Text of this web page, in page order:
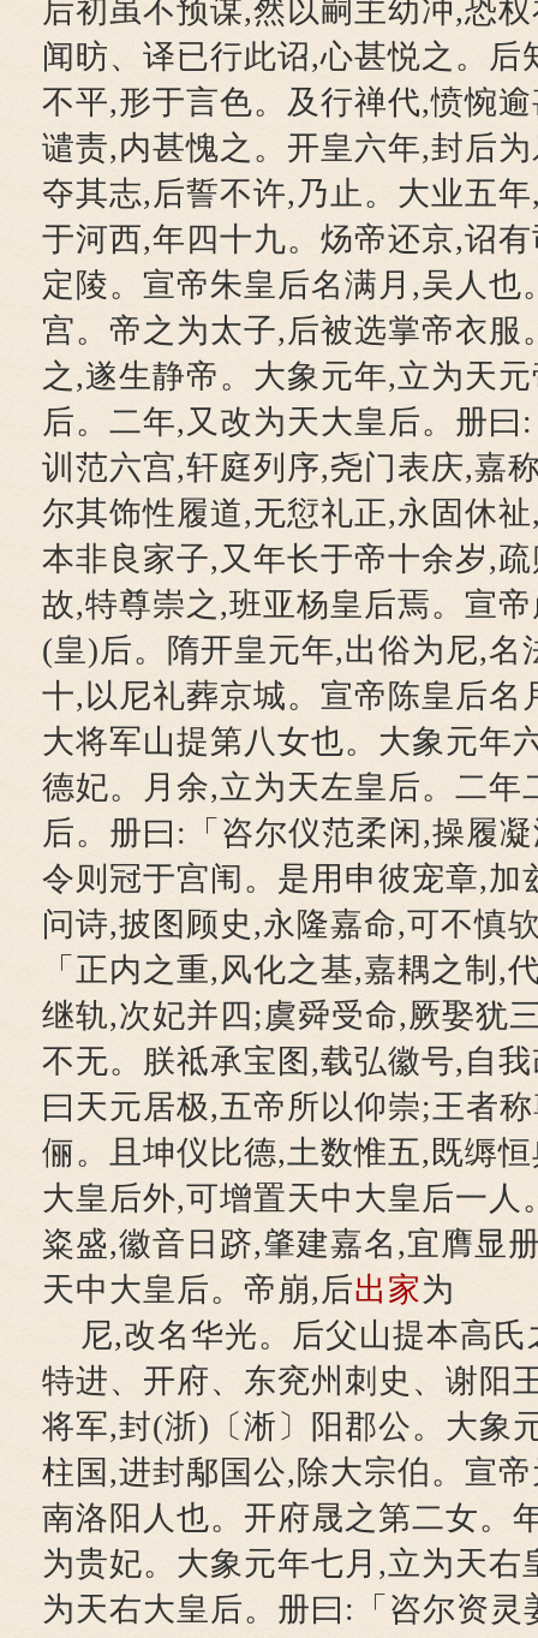
后初虽不预谋,然以嗣主幼冲,恐
闻昉、译已行此诏,心甚悦之。后
不平,形于言色。及行禅代,愤惋
谴责,内甚愧之。开皇六年,封后
夺其志,后誓不许,乃止。大业五
于河西,年四十九。炀帝还京,诏
定陵。宣帝朱皇后名满月,吴人也
宫。帝之为太子,后被选掌帝衣服
之,遂生静帝。大象元年,立为天
后。二年,又改为天大皇后。册曰
训范六宫,轩庭列序,尧门表庆,嘉
尔其饰性履道,无愆礼正,永固休
本非良家子,又年长于帝十余岁,
故,特尊崇之,班亚杨皇后焉。宣
(皇)后。隋开皇元年,出俗为尼,名
十,以尼礼葬京城。宣帝陈皇后名
大将军山提第八女也。大象元年
德妃。月余,立为天左皇后。二年
后。册曰:「咨尔仪范柔闲,操履
令则冠于宫闱。是用申彼宠章,加
问诗,披图顾史,永隆嘉命,可不慎
「正内之重,风化之基,嘉耦之制,
继轨,次妃并四;虞舜受命,厥娶犹
不无。朕祗承宝图,载弘徽号,自
曰天元居极,五帝所以仰崇;王者
俪。且坤仪比德,土数惟五,既缛
大皇后外,可增置天中大皇后一人
粢盛,徽音日跻,肇建嘉名,宜膺显
天中大皇后。帝崩,后出家为
尼,改名华光。后父山提本高
特进、开府、东兖州刺史、谢阳
将军,封(浙)〔淅〕阳郡公。大象
柱国,进封鄅国公,除大宗伯。宣
南洛阳人也。开府晟之第二女。
为贵妃。大象元年七月,立为天右
为天右大皇后。册曰:「咨尔资灵